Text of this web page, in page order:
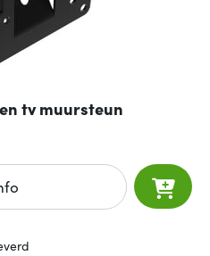
tv muursteun